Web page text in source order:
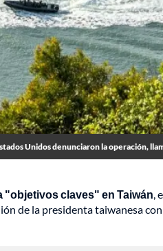
Unidos denunciaron la operación,
"objetivos claves" en Taiwán,
de la presidenta taiwanesa